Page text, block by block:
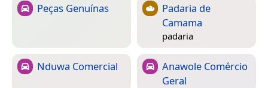
Peças Genuínas
Padaria de
Camama
padaria
Nduwa Comercial
Anawole Comércio
Geral